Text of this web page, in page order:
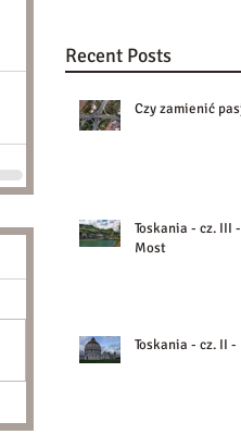
Recent Posts
Czy zamienić
Toskania - cz. III - Diabelski
Most
Toskania - cz. II -